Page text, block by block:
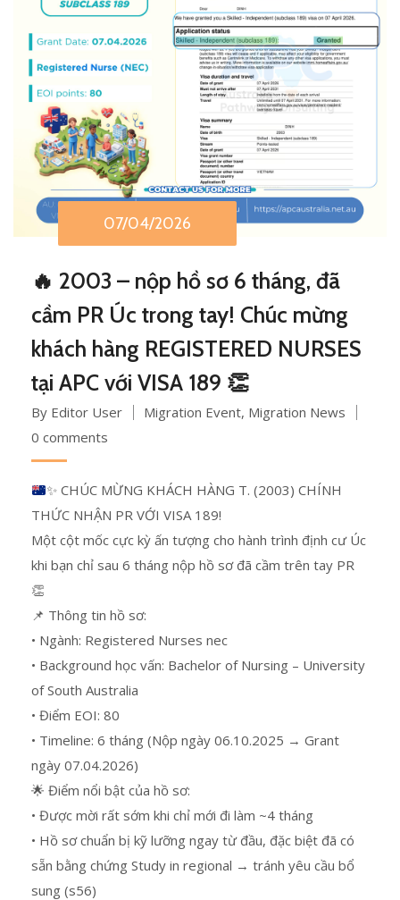
07/04/2026
🔥 2003 – nộp hồ sơ 6 tháng, đã
cầm PR Úc trong tay! Chúc mừng
khách hàng REGISTERED NURSES
tại APC với VISA 189 👏
By Editor User Migration Event, Migration News
0 comments
✨ CHÚC MỪNG KHÁCH HÀNG T. (2003) CHÍNH
THỨC NHẬN PR VỚI VISA 189!
Một cột mốc cực kỳ ấn tượng cho hành trình định cư Úc
khi bạn chỉ sau 6 tháng nộp hồ sơ đã cầm trên tay PR
👏
📌 Thông tin hồ sơ:
• Ngành: Registered Nurses nec
• Background học vấn: Bachelor of Nursing – University
of South Australia
• Điểm EOI: 80
• Timeline: 6 tháng (Nộp ngày 06.10.2025 → Grant
ngày 07.04.2026)
🌟 Điểm nổi bật của hồ sơ:
• Được mời rất sớm khi chỉ mới đi làm ~4 tháng
• Hồ sơ chuẩn bị kỹ lưỡng ngay từ đầu, đặc biệt đã có
sẵn bằng chứng Study in regional → tránh yêu cầu bổ
sung (s56)